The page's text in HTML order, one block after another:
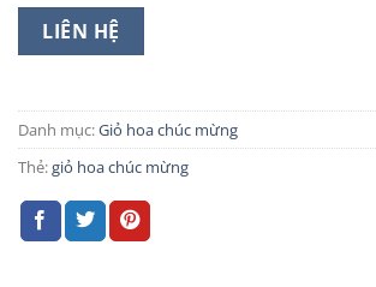
LIÊN HỆ
Danh mục:Giỏ hoa chúc mừng
Thẻ:giỏ hoa chúc mừng